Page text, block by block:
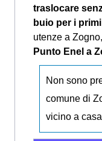
traslocare
buio per i
utenze a
Punto Enel a
Non sono
comune di
vicino a